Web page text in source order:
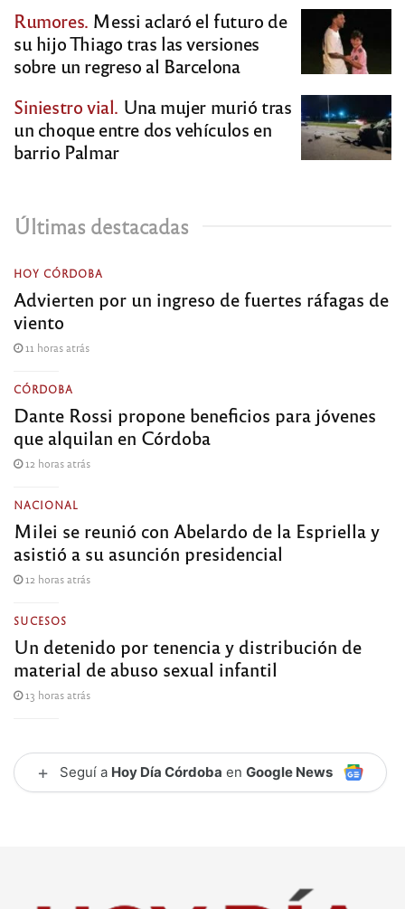
Rumores. Messi aclaró el futuro de
su hijo Thiago tras las versiones
sobre un regreso al Barcelona
Siniestro vial. Una mujer murió tras
un choque entre dos vehículos en
barrio Palmar
Últimas destacadas
HOY CÓRDOBA
Advierten por un ingreso de fuertes ráfagas de
viento
11 horas atrás
CÓRDOBA
Dante Rossi propone beneficios para jóvenes
que alquilan en Córdoba
12 horas atrás
NACIONAL
Milei se reunió con Abelardo de la Espriella y
asistió a su asunción presidencial
12 horas atrás
SUCESOS
Un detenido por tenencia y distribución de
material de abuso sexual infantil
13 horas atrás
+ Seguí a Hoy Día Córdoba en Google News